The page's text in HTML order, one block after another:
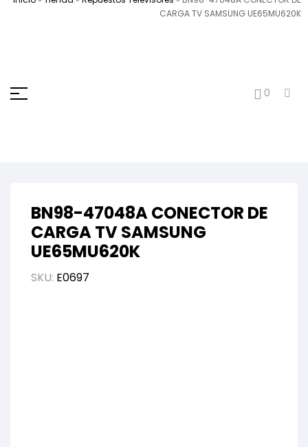
CARGA TV SAMSUNG UE65MU620K
0
BN98-47048A CONECTOR DE
CARGA TV SAMSUNG
UE65MU620K
SKU: E0697